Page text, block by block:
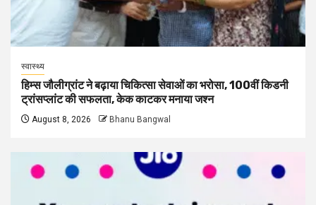
स्वास्थ्य
हिम्स जौलीग्रांट ने बढ़ाया चिकित्सा सेवाओं का भरोसा, 100वीं किडनी
ट्रांसप्लांट की सफलता, केक काटकर मनाया जश्न
August 8, 2026 Bhanu Bangwal